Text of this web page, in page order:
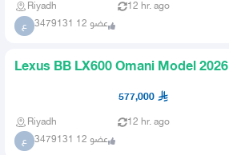
Riyadh 12 hr. ago
ع عضو 12 3479131
Lexus BB LX600 Omani Model 2026
577,000
Riyadh 12 hr. ago
ع عضو 12 3479131